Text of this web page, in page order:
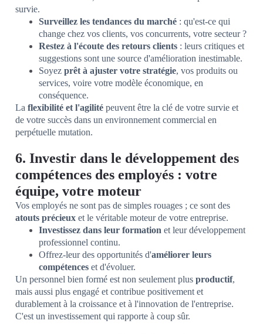
survie.
Surveillez les tendances du marché : qu'est-ce qui
change chez vos clients, vos concurrents, votre secteur ?
Restez à l'écoute des retours clients : leurs critiques et
suggestions sont une source d'amélioration inestimable.
Soyez prêt à ajuster votre stratégie, vos produits ou
services, voire votre modèle économique, en
conséquence.
La flexibilité et l'agilité peuvent être la clé de votre survie et
de votre succès dans un environnement commercial en
perpétuelle mutation.
6. Investir dans le développement des
compétences des employés : votre
équipe, votre moteur
Vos employés ne sont pas de simples rouages ; ce sont des
atouts précieux et le véritable moteur de votre entreprise.
Investissez dans leur formation et leur développement
professionnel continu.
Offrez-leur des opportunités d'améliorer leurs
compétences et d'évoluer.
Un personnel bien formé est non seulement plus productif,
mais aussi plus engagé et contribue positivement et
durablement à la croissance et à l'innovation de l'entreprise.
C'est un investissement qui rapporte à coup sûr.